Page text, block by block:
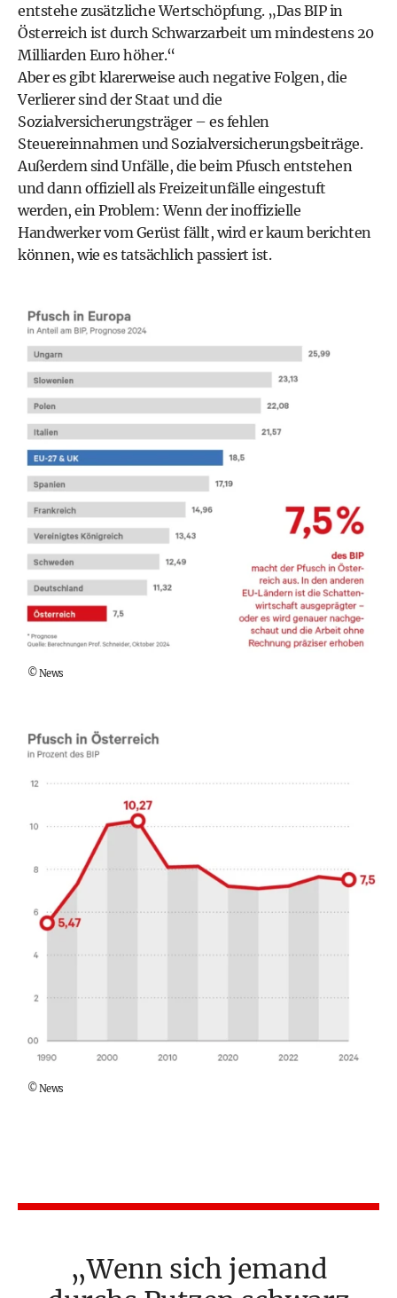
entstehe zusätzliche Wertschöpfung. „Das BIP in
Österreich ist durch Schwarzarbeit um mindestens 20
Milliarden Euro höher.“
Aber es gibt klarerweise auch negative Folgen, die
Verlierer sind der Staat und die
Sozialversicherungsträger – es fehlen
Steuereinnahmen und Sozialversicherungsbeiträge.
Außerdem sind Unfälle, die beim Pfusch entstehen
und dann offiziell als Freizeitunfälle eingestuft
werden, ein Problem: Wenn der inoffizielle
Handwerker vom Gerüst fällt, wird er kaum berichten
können, wie es tatsächlich passiert ist.
©News
©News
Wenn sich jemand